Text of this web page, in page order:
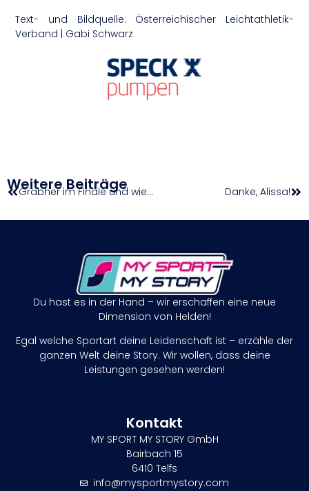
Text- und Bildquelle: Österreichischer Leichtathletik-
Verband | Gabi Schwarz
Weitere Beiträge Grabher im Finale und wieder Top 100 Danke, Alissa!
Du hast es in der Hand – wir erschaffen eine neue
Dimension von Helden!
Egal welche Sportart deine Leidenschaft ist – erzähle der
ganzen Welt deine Story. Wir wollen, dass deine
Leistungen gesehen werden!
Kontakt
MY SPORT MY STORY GmbH
Bairbach 15
6410 Telfs
info@mysportmystory.com